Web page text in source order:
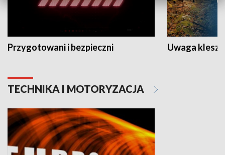
Przygotowani i bezpieczni Uwaga
TECHNIKA I MOTORYZACJA